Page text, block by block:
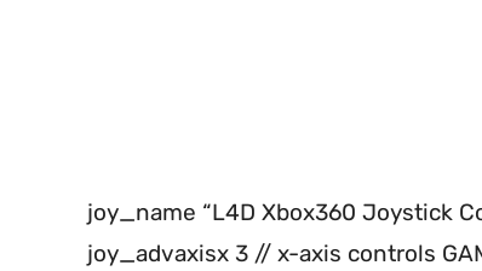
joy_name “L4D Xbox360 Joystick
joy_advaxisx 3 // x-axis controls